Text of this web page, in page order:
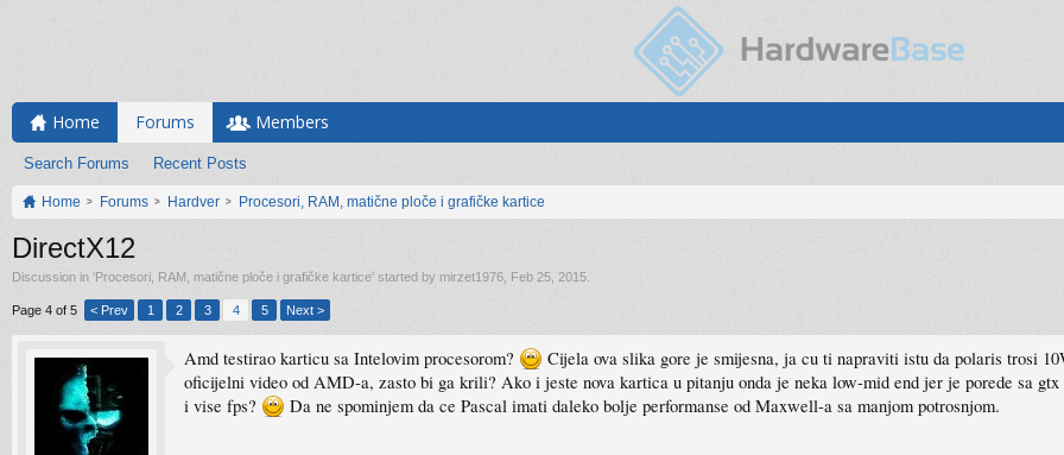
Home Forums
Search Forums Recent Posts
Members
Home Forums Hardver Procesori, RAM, matične ploče i grafičke kartice
DirectX12
Discussion in 'Procesori, RAM, matične ploče i grafičke kartice' started by mirzet1976 Feb 25, 2015
Page 4 of 5 < Prev 1 2 3 4 5 Next >
Amd testirao karticu sa Intelovim procesorom?
Cijela ova slika gore je smijesna, ja cu ti napraviti istu da polaris trosi
oficijelni video od AMD-a, zasto bi ga krili? Ako i jeste nova kartica u pitanju onda je neka low-mid end jer je porede sa
i vise fps?
Da ne spominjem da ce Pascal imati daleko bolje performanse od Maxwell-a sa manjom potrosnjom.